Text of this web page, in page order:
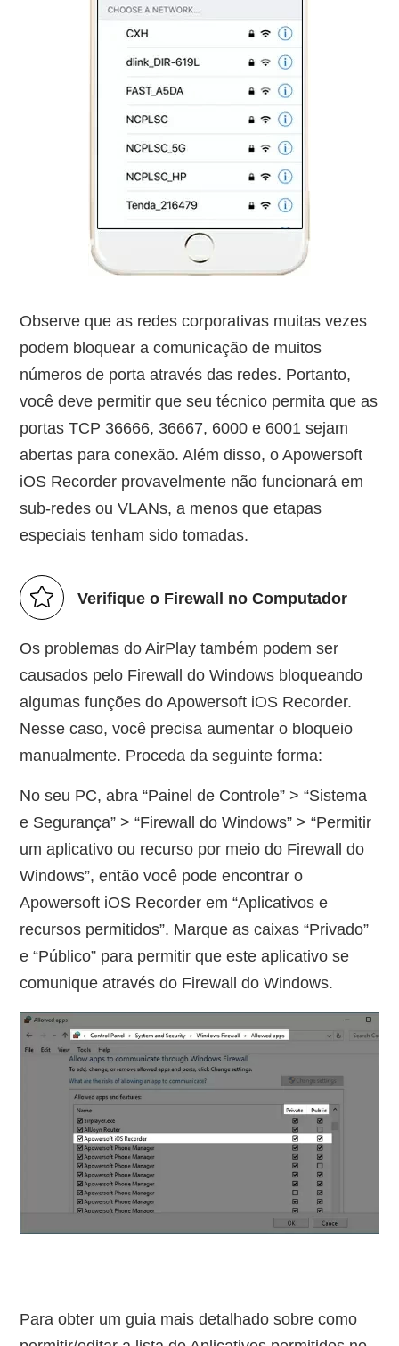
Observe que as redes corporativas muitas vezes
podem bloquear a comunicação de muitos
números de porta através das redes. Portanto,
você deve permitir que seu técnico permita que as
portas TCP 36666, 36667, 6000 e 6001 sejam
abertas para conexão. Além disso, o Apowersoft
iOS Recorder provavelmente não funcionará em
sub-redes ou VLANs, a menos que etapas
especiais tenham sido tomadas.
Verifique o Firewall no Computador
Os problemas do AirPlay também podem ser
causados pelo Firewall do Windows bloqueando
algumas funções do Apowersoft iOS Recorder.
Nesse caso, você precisa aumentar o bloqueio
manualmente. Proceda da seguinte forma:
No seu PC, abra “Painel de Controle” > “Sistema
e Segurança” > “Firewall do Windows” > “Permitir
um aplicativo ou recurso por meio do Firewall do
Windows”, então você pode encontrar o
Apowersoft iOS Recorder em “Aplicativos e
recursos permitidos”. Marque as caixas “Privado”
e “Público” para permitir que este aplicativo se
comunique através do Firewall do Windows.
Para obter um guia mais detalhado sobre como